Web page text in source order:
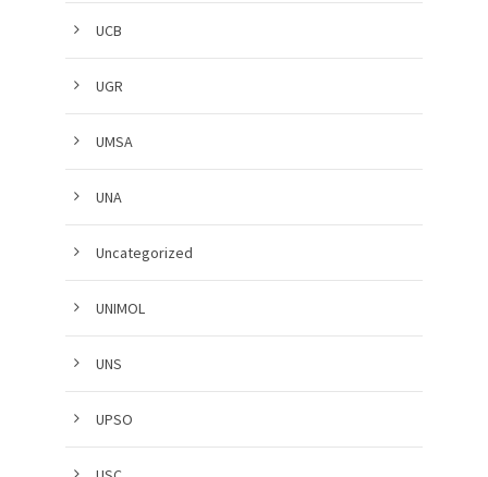
UCB
UGR
UMSA
UNA
Uncategorized
UNIMOL
UNS
UPSO